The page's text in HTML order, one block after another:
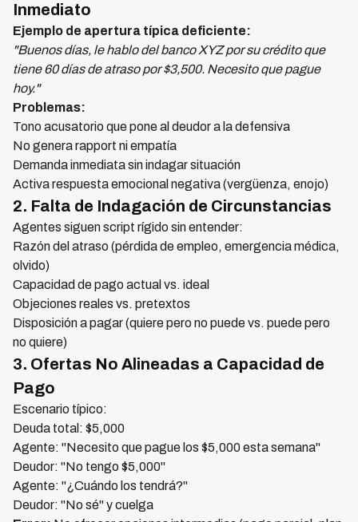
Inmediato
Ejemplo de apertura típica deficiente:
"Buenos días, le hablo del banco XYZ por su crédito que
tiene 60 días de atraso por $3,500. Necesito que pague
hoy."
Problemas:
Tono acusatorio que pone al deudor a la defensiva
No genera rapport ni empatía
Demanda inmediata sin indagar situación
Activa respuesta emocional negativa (vergüenza, enojo)
2. Falta de Indagación de Circunstancias
Agentes siguen script rígido sin entender:
Razón del atraso (pérdida de empleo, emergencia médica,
olvido)
Capacidad de pago actual vs. ideal
Objeciones reales vs. pretextos
Disposición a pagar (quiere pero no puede vs. puede pero
no quiere)
3. Ofertas No Alineadas a Capacidad de
Pago
Escenario típico:
Deuda total: $5,000
Agente: "Necesito que pague los $5,000 esta semana"
Deudor: "No tengo $5,000"
Agente: "¿Cuándo los tendrá?"
Deudor: "No sé" y cuelga